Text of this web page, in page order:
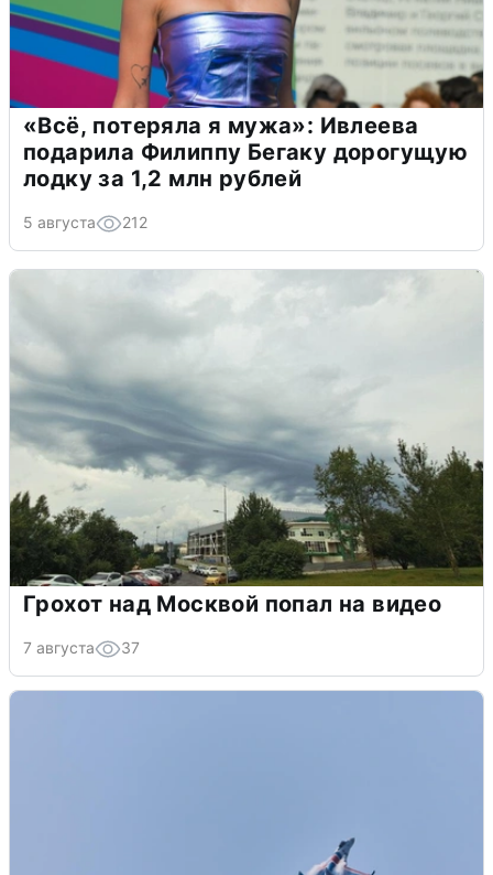
«Всё, потеряла я мужа»: Ивлеева
подарила Филиппу Бегаку дорогущую
лодку за 1,2 млн рублей
5 августа 212
Грохот над Москвой попал на видео
7 августа 37